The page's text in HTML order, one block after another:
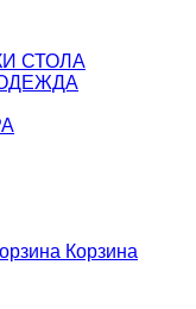
СТОЛА
Корзина